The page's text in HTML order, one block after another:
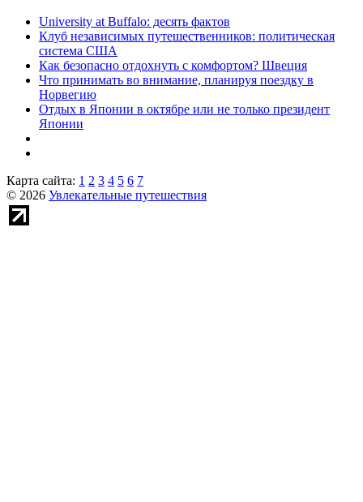
University at Buffalo: десять фактов
Клуб независимых путешественников: политическая
система США
Как безопасно отдохнуть с комфортом? Швеция
Что принимать во внимание, планируя поездку в
Норвегию
Отдых в Японии в октябре или не только президент
Японии
Карта сайта: 1 2 3 4 5 6 7
© 2026 Увлекательные путешествия